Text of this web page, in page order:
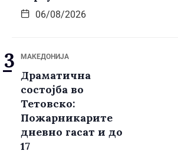
06/08/2026
МАКЕДОНИЈА
Драматична
состојба во
Тетовско:
Пожарникарите
дневно гасат и до
17